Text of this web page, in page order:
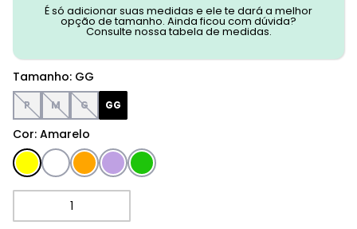
É só adicionar suas medidas e ele te dará a melhor
opção de tamanho. Ainda ficou com dúvida?
Consulte nossa tabela de medidas.
Cor: Amarelo
Tamanho: GG
P M G GG